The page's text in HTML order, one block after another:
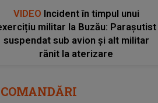
VIDEO Incident în timpul unui
militar la Buzău: Parașutist
suspendat sub avion și alt militar
rănit la aterizare